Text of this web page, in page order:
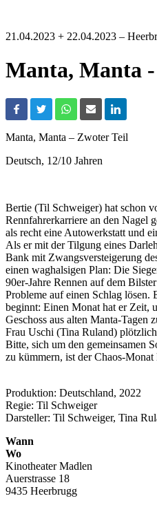
21.04.2023 + 22.04.2023 –
Manta, Manta
Manta, Manta – Zwoter Teil
Deutsch, 12/10 Jahren
Bertie (Til Schweiger) hat schon
Rennfahrerkarriere an den Nagel
als recht eine Autowerkstatt und
Als er mit der Tilgung eines
Bank mit Zwangsversteigerung
einen waghalsigen Plan: Die
90er-Jahre Rennen auf dem
Probleme auf einen Schlag lösen.
beginnt: Einen Monat hat er Zeit,
Geschoss aus alten Manta-Tagen
Frau Uschi (Tina Ruland)
Bitte, sich um den gemeinsamen
zu kümmern, ist der Chaos-Monat
Produktion: Deutschland, 2022
Regie: Til Schweiger
Darsteller: Til Schweiger, Tina
Wann
Wo
Kinotheater Madlen
Auerstrasse 18
9435 Heerbrugg